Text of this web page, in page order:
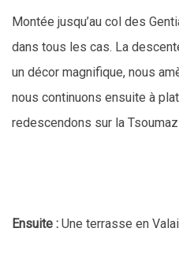
Montée jusqu’au col des
dans tous les cas. La
un décor magnifique, nous
nous continuons ensuite à
redescendons sur la
Ensuite : Une terrasse en